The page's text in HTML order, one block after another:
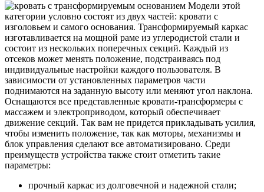
Модели этой
категории условно состоят из двух частей: кровати с
изголовьем и самого основания. Трансформируемый каркас
изготавливается на мощной раме из углеродистой стали и
состоит из нескольких поперечных секций. Каждый из
отсеков может менять положение, подстраиваясь под
индивидуальные настройки каждого пользователя. В
зависимости от установленных параметров части
поднимаются на заданную высоту или меняют угол наклона.
Оснащаются все представленные кровати-трансформеры с
массажем и электроприводом, который обеспечивает
движение секций. Так вам не придется прикладывать усилия,
чтобы изменить положение, так как моторы, механизмы и
блок управления сделают все автоматизировано. Среди
преимуществ устройства также стоит отметить такие
параметры:
прочный каркас из долговечной и надежной стали;